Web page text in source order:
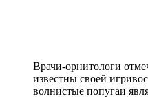
Врачи-орнитологи
известны своей
волнистые попугаи